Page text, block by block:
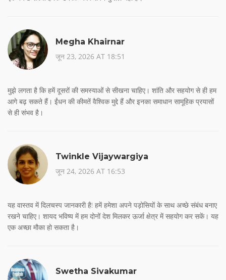
Megha Khairnar
जून 23, 2026 AT 18:51
मुझे लगता है कि हमें दूसरों की समस्याओं से सीखना चाहिए। शांति और सहयोग से ही हम
आगे बढ़ सकते हैं। ईंधन की कीमतें वैश्विक मुद्दे हैं और इनका समाधान सामूहिक प्रयासों
से ही संभव है।
Twinkle Vijaywargiya
जून 24, 2026 AT 16:53
यह वास्तव में दिलचस्प जानकारी है! हमें हमेशा अपने पड़ोसियों के साथ अच्छे संबंध बनाए
रखने चाहिए। शायद भविष्य में हम दोनों देश मिलकर ऊर्जा क्षेत्र में सहयोग कर सकें। यह
एक अच्छा मौका हो सकता है।
Swetha Sivakumar